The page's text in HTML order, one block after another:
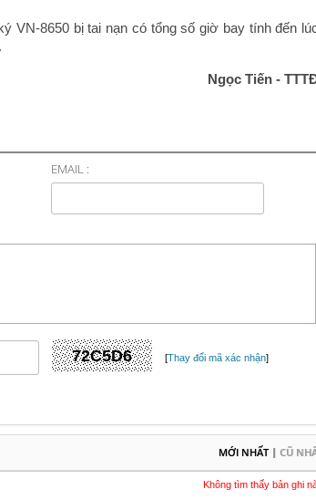
VN-8650 bị tai nạn có tổng số giờ bay tính đến
Ngọc Tiến -
EMAIL :
[Thay đổi mã xác nhận]
MỚI NHẤT| CŨ
Không tìm thấy bản ghi